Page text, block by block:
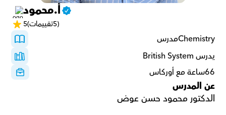
أ.محمود
5 (5تقييمات)
Chemistryمدرس
يدرس British System
66ساعة مع أوركاس
عن المدرس
الدكتور محمود حسن عوض